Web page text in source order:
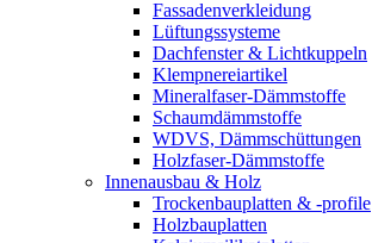
Fassadenverkleidung
Lüftungssysteme
Dachfenster & Lichtkuppeln
Klempnereiartikel
Mineralfaser-Dämmstoffe
Schaumdämmstoffe
WDVS, Dämmschüttungen
Holzfaser-Dämmstoffe
Innenausbau & Holz
Trockenbauplatten & -profile
Holzbauplatten